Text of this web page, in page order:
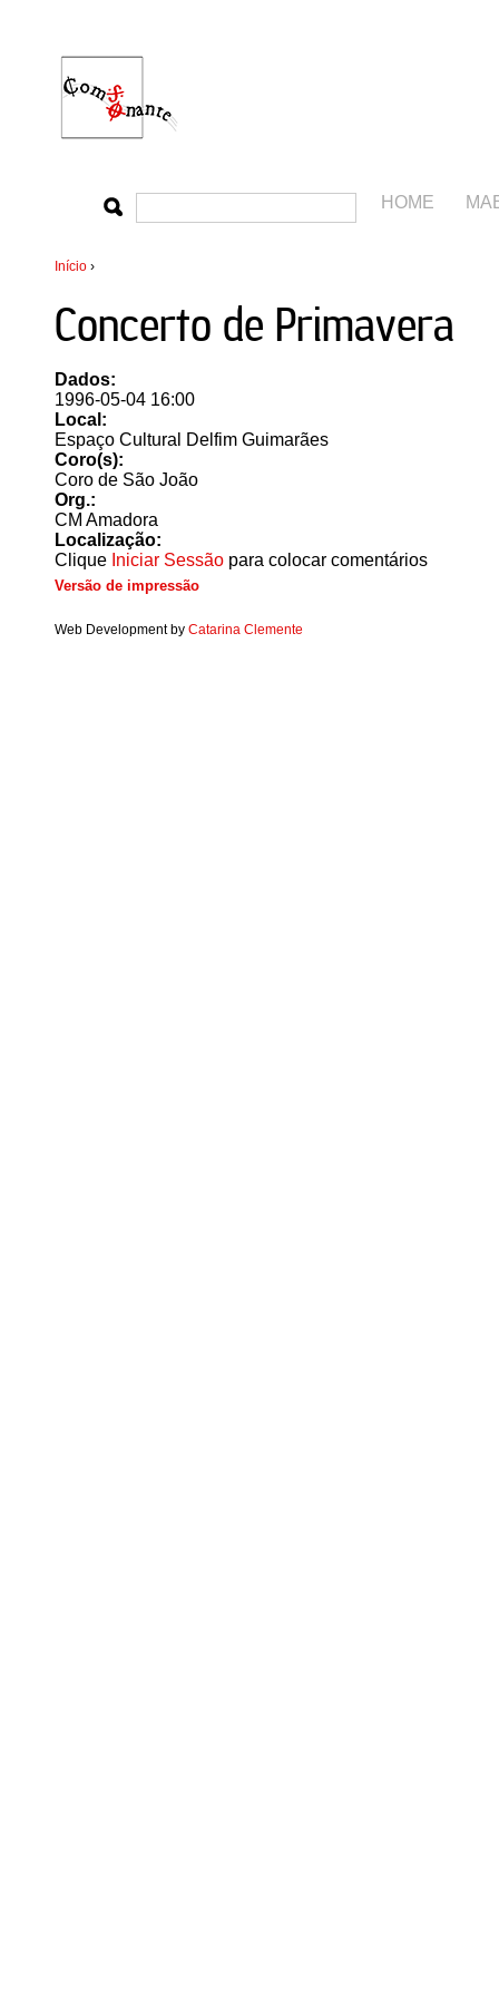
HOME
Início ›
Concerto de Primavera
Dados:
1996-05-04 16:00
Local:
Espaço Cultural Delfim Guimarães
Coro(s):
Coro de São João
Org.:
CM Amadora
Localização:
Clique Iniciar Sessão para colocar comentários
Versão de impressão
Web Development by Catarina Clemente